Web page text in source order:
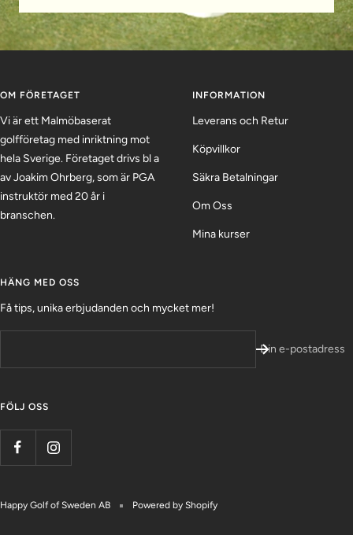
OM FÖRETAGET
Vi är ett Malmöbaserat
golfföretag med inriktning mot
hela Sverige. Företaget drivs bl a
av Joakim Ohrberg, som är PGA
instruktör med 20 år i
branschen.
INFORMATION
Leverans och Retur
Köpvillkor
Säkra Betalningar
Om Oss
Mina kurser
HÄNG MED OSS
Få tips, unika erbjudanden och mycket mer!
Din e-postadress
FÖLJ OSS
Happy Golf of Sweden AB Powered by Shopify